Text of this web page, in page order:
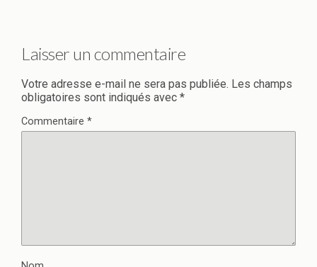
Laisser un commentaire
Votre adresse e-mail ne sera pas publiée. Les champs
obligatoires sont indiqués avec *
Commentaire *